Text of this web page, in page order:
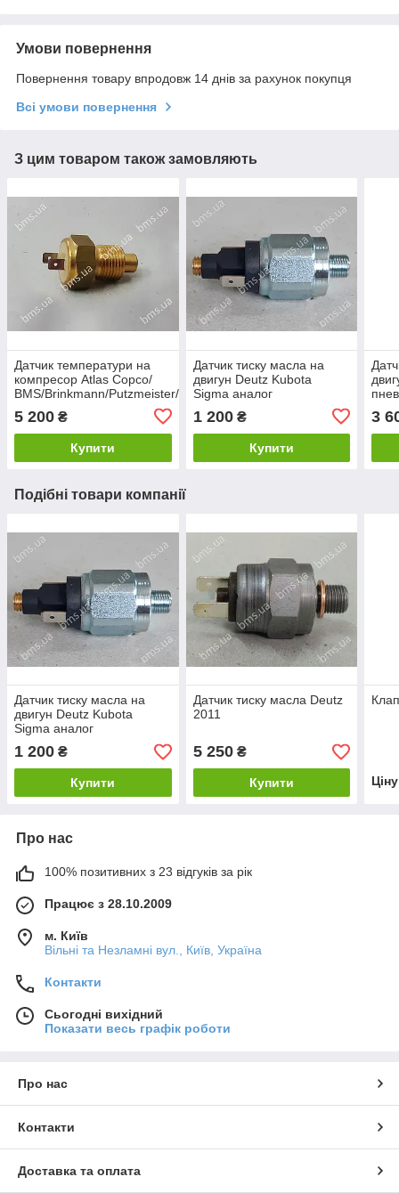
Умови повернення
Повернення товару впродовж 14 днів за рахунок покупця
Всі умови повернення
З цим товаром також замовляють
Датчик температури на
компресор Atlas Copco/
BMS/Brinkmann/Putzmeister/Estromat
5 200 ₴
Купити
Датчик тиску масла на
двигун Deutz Kubota
Sigma аналог
1 200₴
Купити
3
Подібні товари компанії
Датчик тиску масла на
двигун Deutz Kubota
Sigma аналог
1 200 ₴
Купити
Датчик тиску масла Deutz
2011
5 250₴
Купити
Про нас
100% позитивних з 23 відгуків за рік
Працює з 28.10.2009
м. Київ
Вільні та Незламні вул., Київ, Україна
Контакти
Сьогодні вихідний
Показати весь графік роботи
Про нас
Контакти
Доставка та оплата